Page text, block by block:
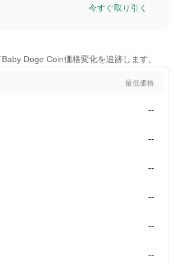
今すぐ取り引く
Doge Coin価格変化を追跡します。
最低価格
--
--
--
--
--
--